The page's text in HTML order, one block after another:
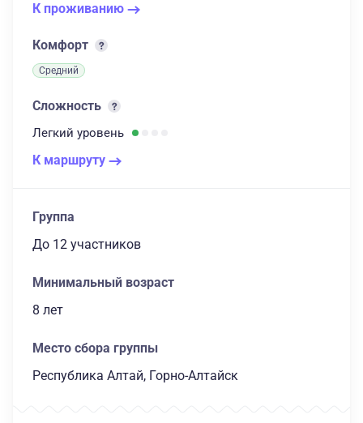
К проживанию
Комфорт
Средний
Сложность
Легкий уровень
К маршруту
Группа
до 12 участников
Минимальный возраст
8 лет
Место сбора группы
Республика Алтай, Горно-Алтайск